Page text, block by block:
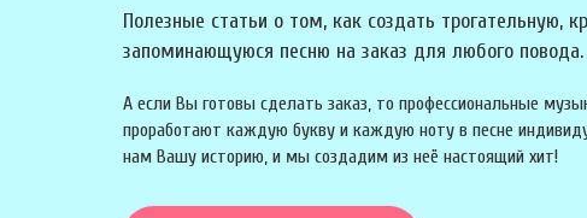
Полезные статьи о том, как создать трогательную,
запоминающуюся песню на заказ для любого повода.
А если Вы готовы сделать заказ, то профессиональные
проработают каждую букву и каждую ноту в песне
нам Вашу историю, и мы создадим из неё настоящий хит!